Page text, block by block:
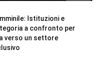
Istituzioni e
a confronto per
verso un settore